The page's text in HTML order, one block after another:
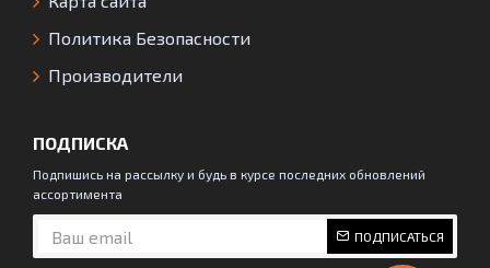
Политика Безопасности
Производители
ПОДПИСКА
Подпишись на рассылку и будь в курсе последних обновлений
ассортимента
ПОДПИСАТЬСЯ